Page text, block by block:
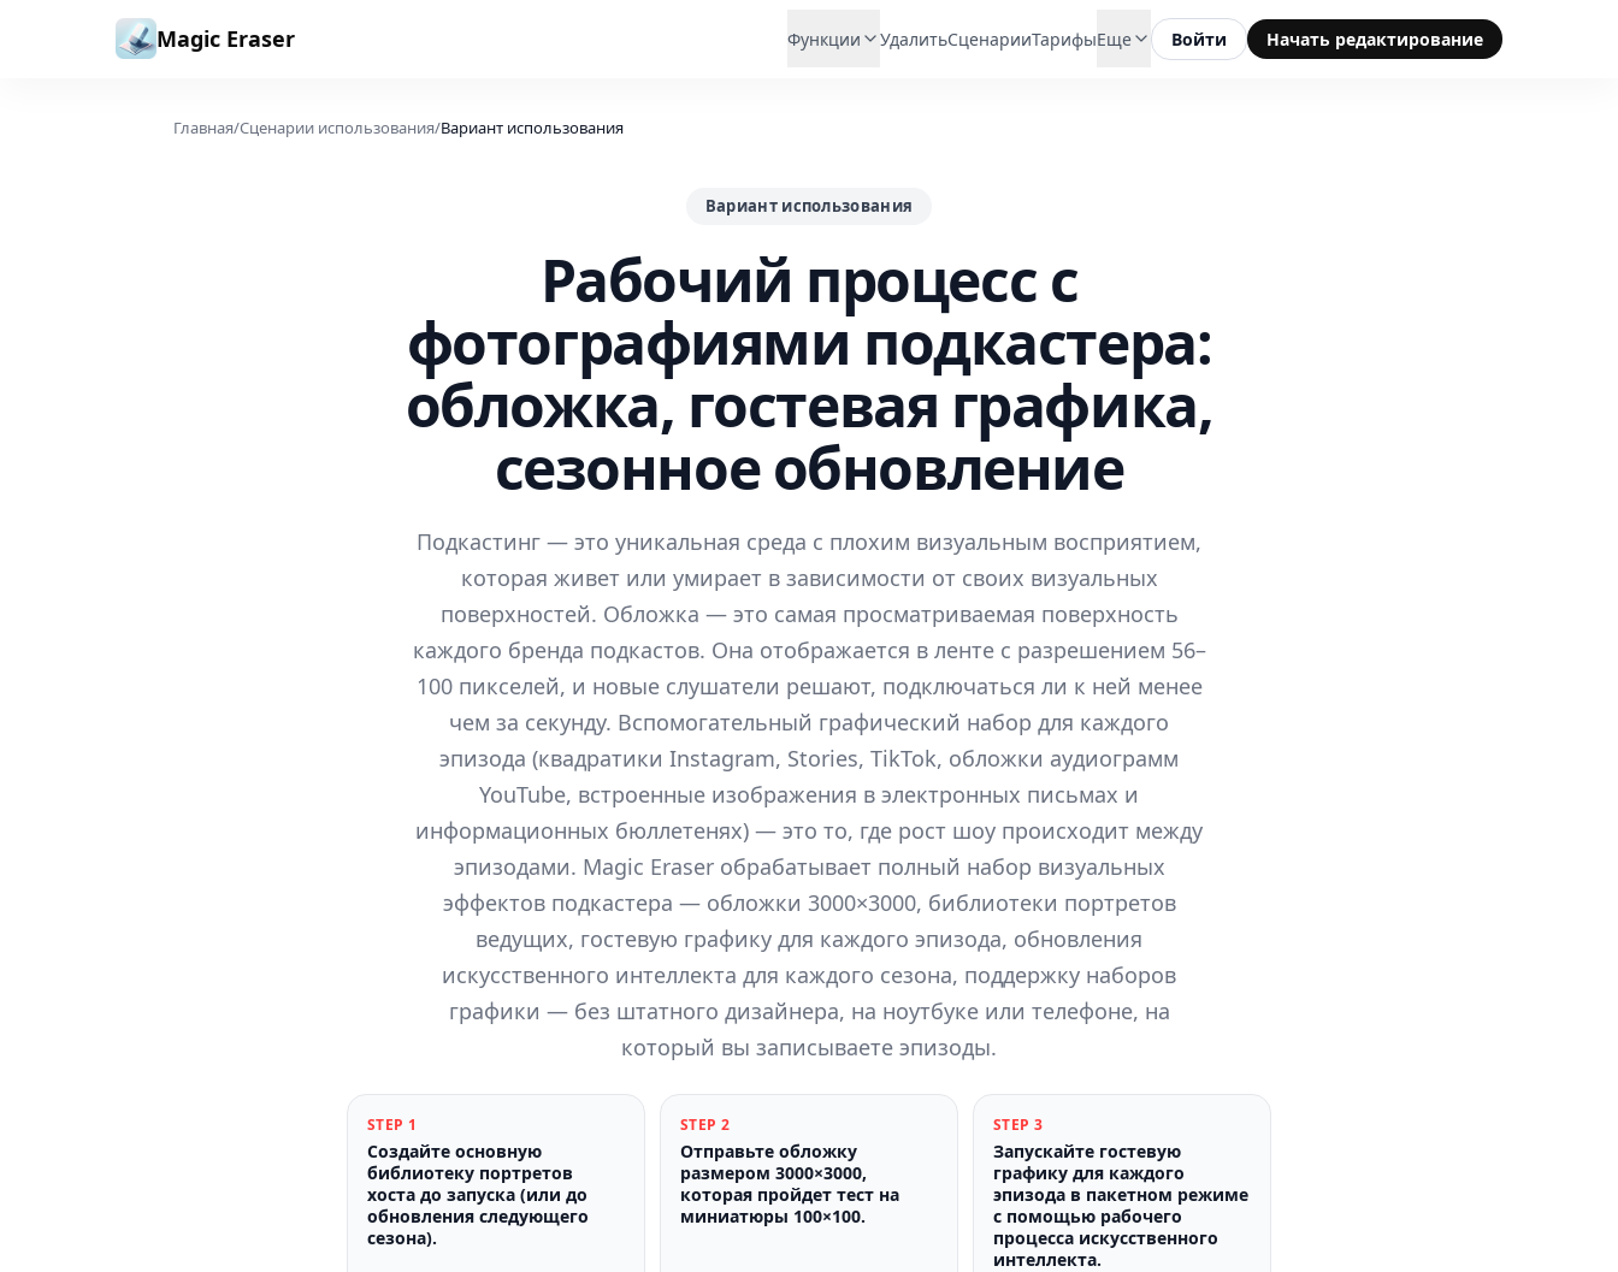
Перейти к содержимому
Magic Eraser Функции УдалитьСценарииТарифыЕще Войти Начать редактирование
Главная/Сценарии использования/Вариант использования
Вариант использования
Рабочий процесс с
фотографиями подкастера:
обложка, гостевая графика,
сезонное обновление
Подкастинг — это уникальная среда с плохим визуальным восприятием,
которая живет или умирает в зависимости от своих визуальных
поверхностей. Обложка — это самая просматриваемая поверхность
каждого бренда подкастов. Она отображается в ленте с разрешением 56–
100 пикселей, и новые слушатели решают, подключаться ли к ней менее
чем за секунду. Вспомогательный графический набор для каждого
эпизода (квадратики Instagram, Stories, TikTok, обложки аудиограмм
YouTube, встроенные изображения в электронных письмах и
информационных бюллетенях) — это то, где рост шоу происходит между
эпизодами. Magic Eraser обрабатывает полный набор визуальных
эффектов подкастера — обложки 3000×3000, библиотеки портретов
ведущих, гостевую графику для каждого эпизода, обновления
искусственного интеллекта для каждого сезона, поддержку наборов
графики — без штатного дизайнера, на ноутбуке или телефоне, на
который вы записываете эпизоды.
STEP 1
Создайте основную
библиотеку портретов
хоста до запуска (или до
обновления следующего
сезона).
STEP 2
Отправьте обложку
размером 3000×3000,
которая пройдет тест на
миниатюры 100×100.
STEP 3
Запускайте гостевую
графику для каждого
эпизода в пакетном режиме
с помощью рабочего
процесса искусственного
интеллекта.